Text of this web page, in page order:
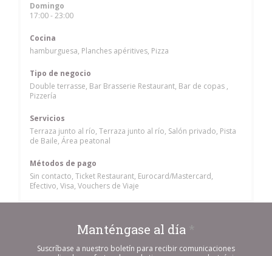
Domingo
17:00 - 23:00
Cocina
hamburguesa, Planches apéritives, Pizza
Tipo de negocio
Double terrasse, Bar Brasserie Restaurant, Bar de copas ,
Pizzería
Servicios
Terraza junto al río, Terraza junto al río, Salón privado, Pista
de Baile, Área peatonal
Métodos de pago
Sin contacto, Ticket Restaurant, Eurocard/Mastercard,
Efectivo, Visa, Vouchers de Viaje
Manténgase al día
Suscríbase a nuestro boletín para recibir comunicaciones